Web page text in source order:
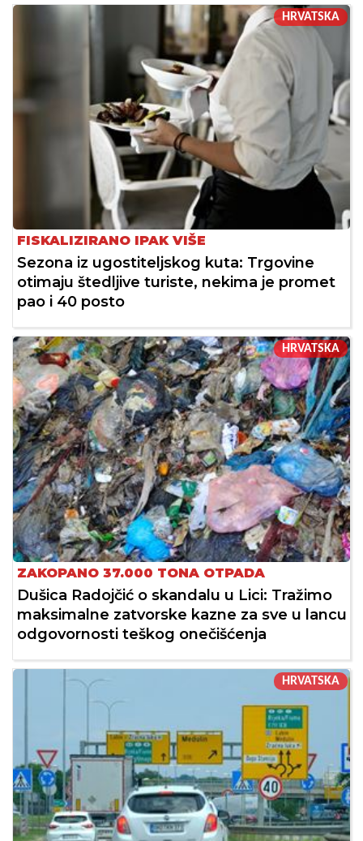
HRVATSKA
FISKALIZIRANO IPAK VIŠE
Sezona iz ugostiteljskog kuta: Trgovine
otimaju štedljive turiste, nekima je promet
pao i 40 posto
HRVATSKA
ZAKOPANO 37.000 TONA OTPADA
Dušica Radojčić o skandalu u Lici: Tražimo
maksimalne zatvorske kazne za sve u lancu
odgovornosti teškog onečišćenja
HRVATSKA